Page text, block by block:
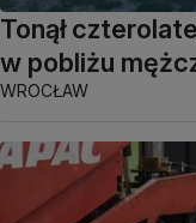
Tonął
w pobliżu
WROCŁAW